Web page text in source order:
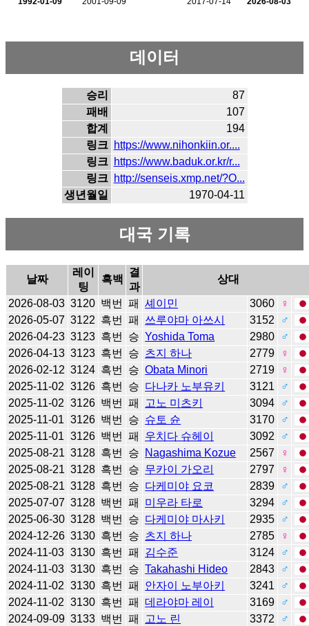
데이터
승리
87
패배
107
합계
194
링크 https://www.nihonkiin.or....
링크 https://www.baduk.or.kr/r...
링크 http://senseis.xmp.net/?O...
생년월일
1970-04-11
대국 기록
날짜
레이
팅
흑백
결
과
상대
2026-08-03 3120 백번 패 셰이민 3060
♀
2026-05-07 3122 흑번 패 쓰루야마 아쓰시 3152
♂
2026-04-23 3123 흑번 승 Yoshida Toma 2980
♂
2026-04-13 3123 흑번 승 츠지 하나 2779
♀
2026-02-12 3124 흑번 승 Obata Minori 2719
♀
2025-11-02 3126 흑번 승 다나카 노부유키 3121
♂
2025-11-02 3126 백번 패 고노 미츠키 3094
♂
2025-11-01 3126 백번 승 슈토 슌 3170
♂
2025-11-01 3126 백번 패 우치다 슈헤이 3092
♂
2025-08-21 3128 흑번 승 Nagashima Kozue 2567
♀
2025-08-21 3128 흑번 승 무카이 가오리 2797
♀
2025-08-21 3128 흑번 승 다케미야 요코 2839
♂
2025-07-07 3128 백번 패 미우라 타로 3294
♂
2025-06-30 3128 백번 승 다케미야 마사키 2935
♂
2024-12-26 3130 흑번 승 츠지 하나 2785
♀
2024-11-03 3130 흑번 패 김수준 3124
♂
2024-11-03 3130 흑번 승 Takahashi Hideo 2843
♂
2024-11-02 3130 흑번 패 안자이 노부아키 3241
♂
2024-11-02 3130 흑번 패 데라야마 레이 3169
♂
2024-09-09 3133 백번 패 고노 린 3372
♂